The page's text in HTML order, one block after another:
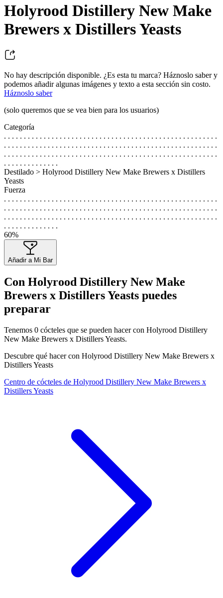
Holyrood Distillery New Make
Brewers x Distillers Yeasts
No hay descripción disponible. ¿Es esta tu marca? Háznoslo saber y
podemos añadir algunas imágenes y texto a esta sección sin costo.
Háznoslo saber
(solo queremos que se vea bien para los usuarios)
Categoría
. . . . . . . . . . . . . . . . . . . . . . . . . . . . . . . . . . . . . . . . . . . . . . . . . . . . . .
. . . . . . . . . . . . . . . . . . . . . . . . . . . . . . . . . . . . . . . . . . . . . . . . . . . . . .
. . . . . . . . . . . . . . . . . . . . . . . . . . . . . . . . . . . . . . . . . . . . . . . . . . . . . .
. . . . . . . . . . . . . .
Destilado > Holyrood Distillery New Make Brewers x Distillers
Yeasts
Fuerza
. . . . . . . . . . . . . . . . . . . . . . . . . . . . . . . . . . . . . . . . . . . . . . . . . . . . . .
. . . . . . . . . . . . . . . . . . . . . . . . . . . . . . . . . . . . . . . . . . . . . . . . . . . . . .
. . . . . . . . . . . . . . . . . . . . . . . . . . . . . . . . . . . . . . . . . . . . . . . . . . . . . .
. . . . . . . . . . . . . .
60%
Añadir a Mi Bar
Con Holyrood Distillery New Make
Brewers x Distillers Yeasts puedes
preparar
Tenemos 0 cócteles que se pueden hacer con Holyrood Distillery
New Make Brewers x Distillers Yeasts.
Descubre qué hacer con Holyrood Distillery New Make Brewers x
Distillers Yeasts
Centro de cócteles de Holyrood Distillery New Make Brewers x
Distillers Yeasts